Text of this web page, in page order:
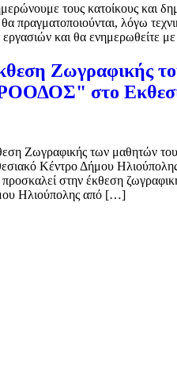
τους κατοίκους και
πραγματοποιούνται, λόγω
και θα ενημερωθείτε
Ζωγραφικής
στο
Ζωγραφικής των μαθητών
Κέντρο Δήμου
προσκαλεί στην έκθεση
Ηλιούπολης από […]